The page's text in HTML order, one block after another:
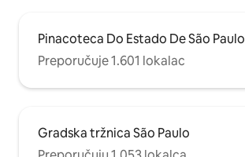
Pinacoteca Do Estado De São Paulo
Preporučuje 1.601 lokalac
Gradska tržnica São Paulo